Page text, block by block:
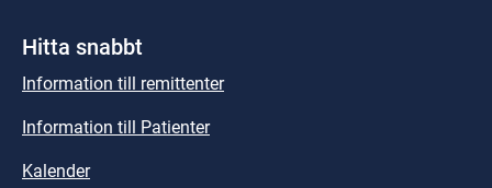
Hitta snabbt
Information till remittenter
Information till Patienter
Kalender